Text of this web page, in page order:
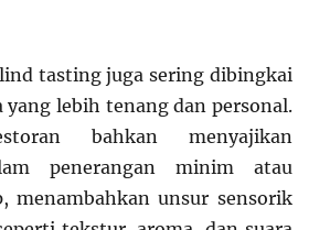
tasting juga sering dibingkai
yang lebih tenang dan personal.
bahkan menyajikan
penerangan minim atau
menambahkan unsur sensorik